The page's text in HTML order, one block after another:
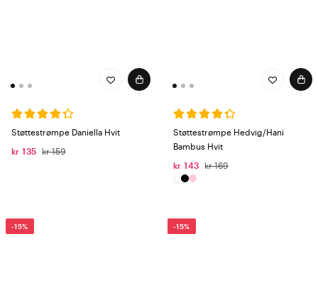
Støttestrømpe Daniella Hvit
kr 135
kr 159
Støttestrømpe Hedvig/Hani
Bambus Hvit
kr 143
kr 169
-15% -15%